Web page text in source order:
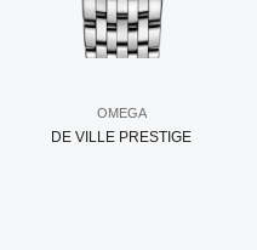
OMEGA
DE VILLE PRESTIGE